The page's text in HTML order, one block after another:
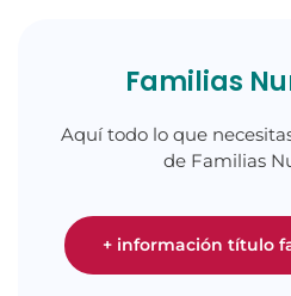
Familias
Aquí todo lo que
de Familias
+ información título